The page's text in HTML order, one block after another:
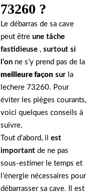
73260 ?
Le débarras de sa cave
peut être une tâche
fastidieuse , surtout si
l’on ne s’y prend pas de la
meilleure façon sur la
lechere 73260. Pour
éviter les pièges courants,
voici quelques conseils à
suivre.
Tout d’abord, il est
important de ne pas
sous-estimer le temps et
l’énergie nécessaires pour
débarrasser sa cave. Il est